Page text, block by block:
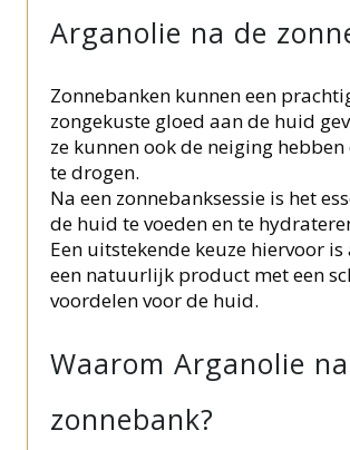
Arganolie na de
Zonnebanken kunnen een
zongekuste gloed aan de huid
ze kunnen ook de neiging
te drogen.
Na een zonnebanksessie is het
de huid te voeden en te
Een uitstekende keuze hiervoor
een natuurlijk product met een
voordelen voor de huid.
Waarom Arganolie
zonnebank?